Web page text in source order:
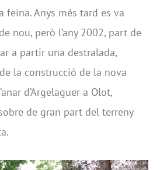
feina. Anys més tard es va
nou, però l’any 2002, part de
a partir una destralada,
la construcció de la nova
d’Argelaguer a Olot,
de gran part del terreny